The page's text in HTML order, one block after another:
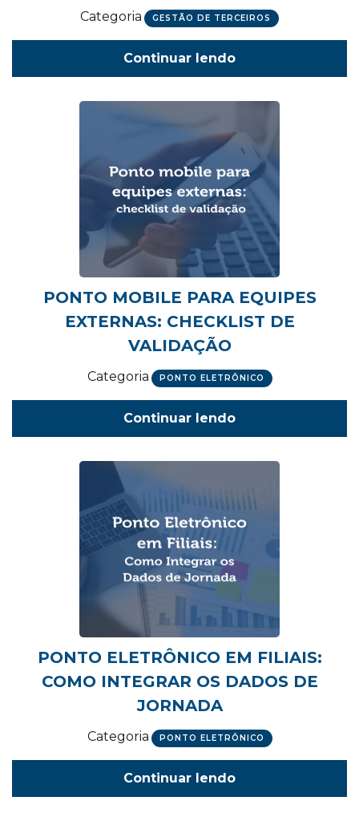
Categoria GESTÃO DE TERCEIROS
Continuar lendo
PONTO MOBILE PARA EQUIPES
EXTERNAS: CHECKLIST DE
VALIDAÇÃO
Categoria PONTO ELETRÔNICO
Continuar lendo
PONTO ELETRÔNICO EM FILIAIS:
COMO INTEGRAR OS DADOS DE
JORNADA
Categoria PONTO ELETRÔNICO
Continuar lendo